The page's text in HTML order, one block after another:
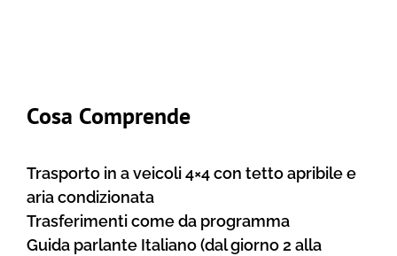
Cosa Comprende
Trasporto in a veicoli 4×4 con tetto apribile e
aria condizionata
Trasferimenti come da programma
Guida parlante Italiano (dal giorno 2 alla